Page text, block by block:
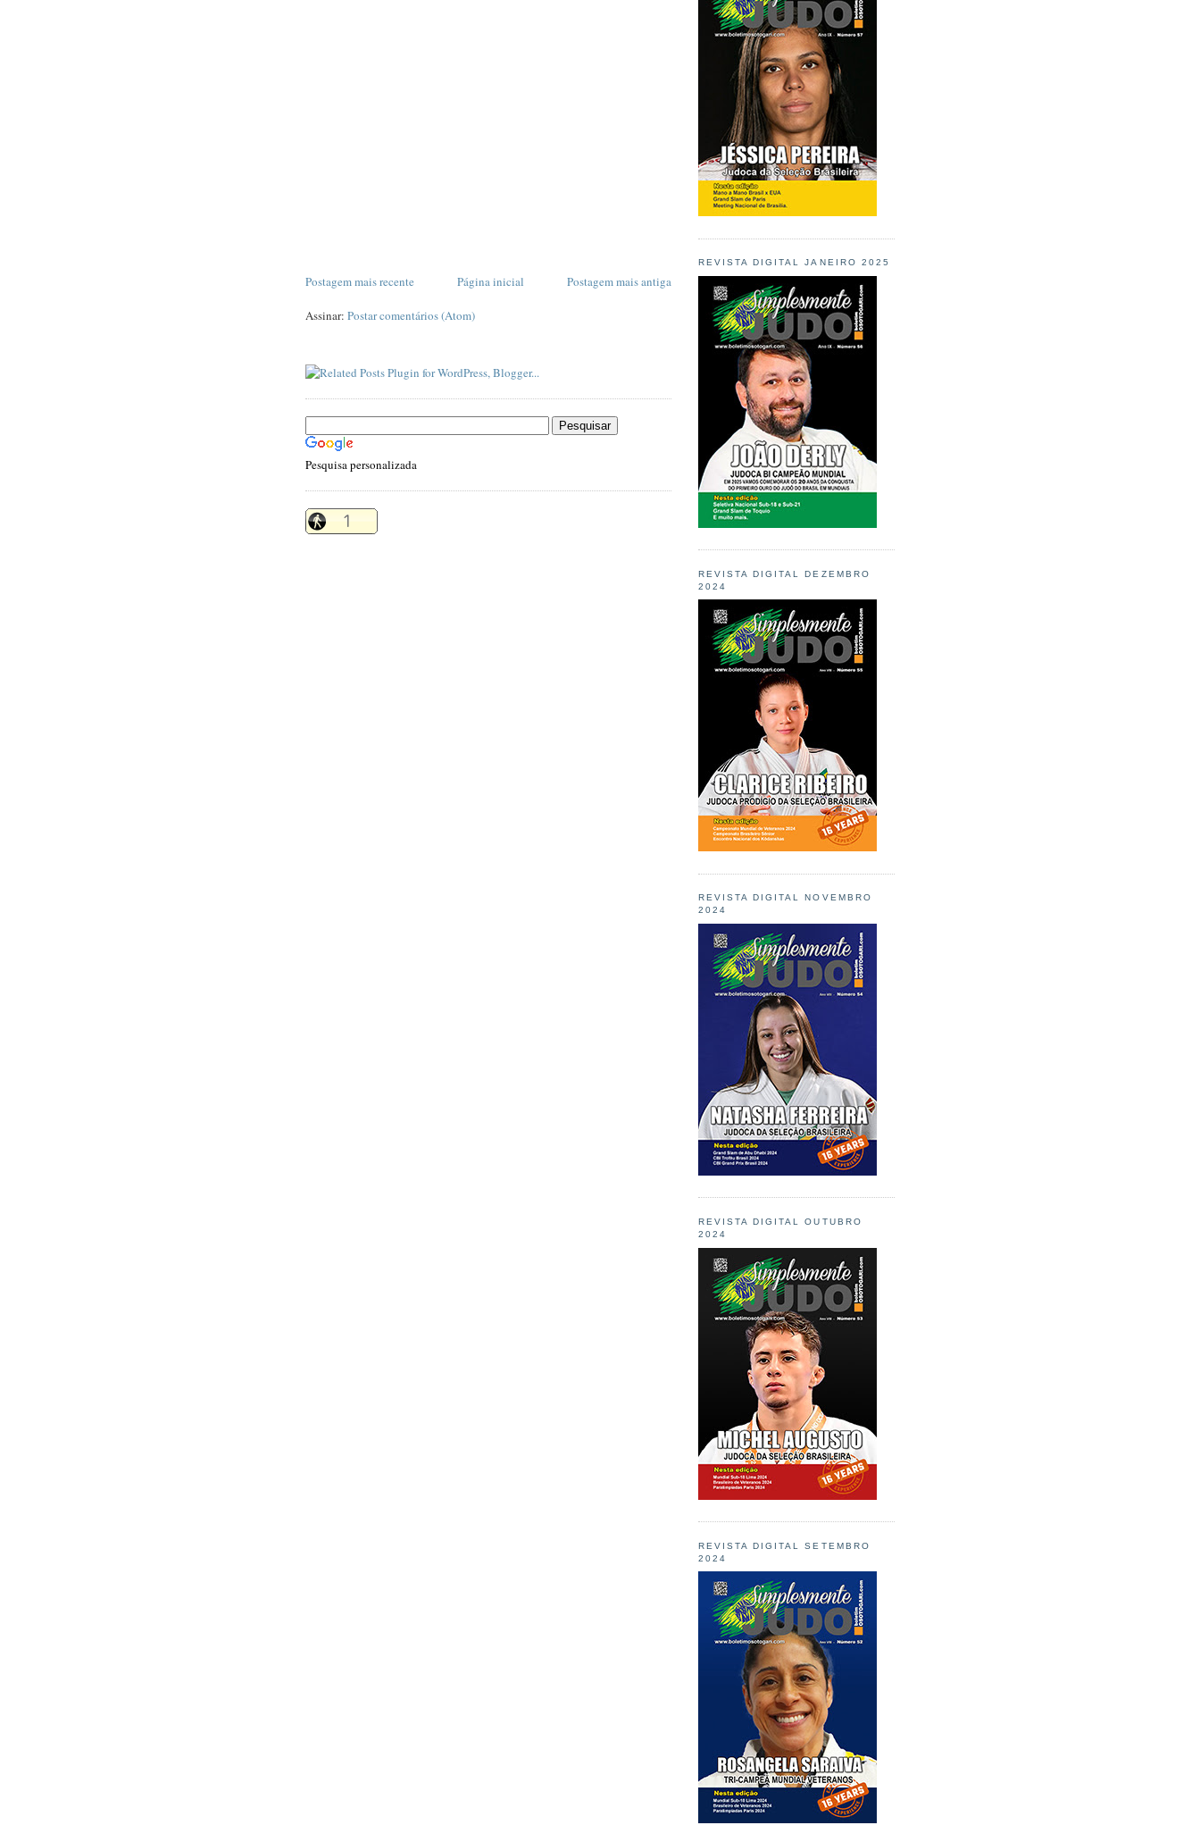
Postagem mais recente Postagem mais antiga
Página inicial
Assinar: Postar comentários (Atom)
Pesquisa personalizada
REVISTA DIGITAL JANEIRO 2025
REVISTA DIGITAL DEZEMBRO
2024
REVISTA DIGITAL NOVEMBRO
2024
REVISTA DIGITAL OUTUBRO
2024
REVISTA DIGITAL SETEMBRO
2024